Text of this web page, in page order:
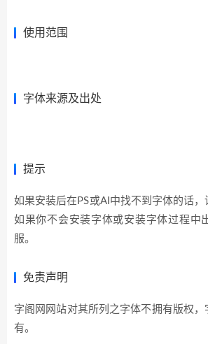
使用范围
字体来源及出处
提示
如果安装后在PS或AI中找不到字体的话，
如果你不会安装字体或安装字体过程中
服。
免责声明
字阁网网站对其所列之字体不拥有版权
有。